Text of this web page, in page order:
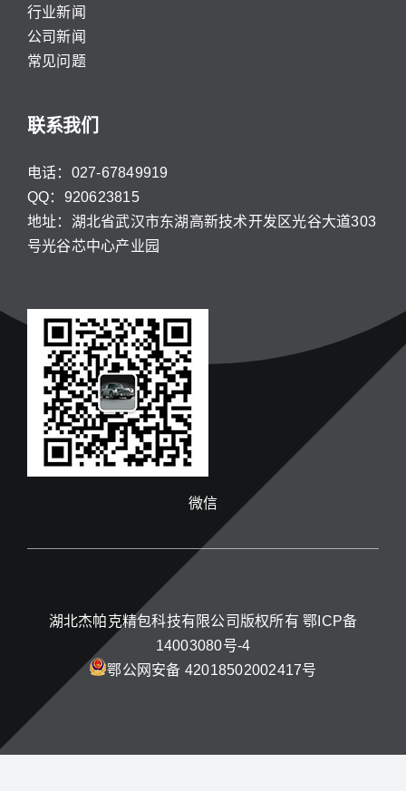
行业新闻
公司新闻
常见问题
联系我们
电话：027-67849919
QQ：920623815
地址：湖北省武汉市东湖高新技术开发区光谷大道303
号光谷芯中心产业园
微信
湖北杰帕克精包科技有限公司版权所有 鄂ICP备
14003080号-4
鄂公网安备 42018502002417号